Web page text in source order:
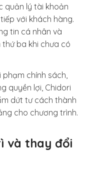
quản lý tài khoản
với khách hàng.
tin cá nhân và
thứ ba khi chưa có
chính sách,
quyền lợi, Chidori
dứt tư cách thành
cho chương trình.
và thay đổi